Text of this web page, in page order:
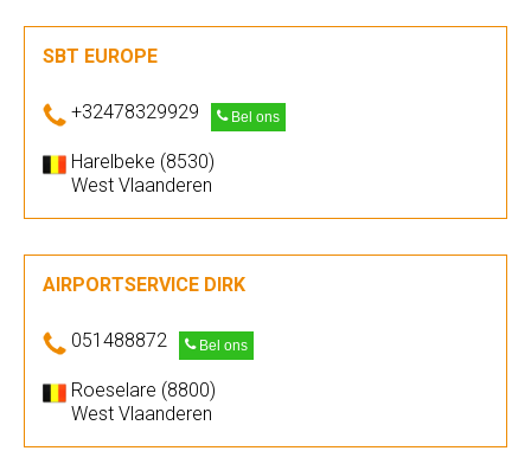
SBT EUROPE
+32478329929 Bel ons
Harelbeke (8530)
West Vlaanderen
AIRPORTSERVICE DIRK
051488872 Bel ons
Roeselare (8800)
West Vlaanderen